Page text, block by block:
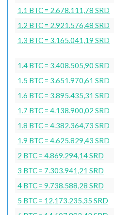
1.1 BTC = 2.678.111,78 SRD
1.2 BTC = 2.921.576,48 SRD
1.3 BTC = 3.165.041,19 SRD
1.4 BTC = 3.408.505,90 SRD
1.5 BTC = 3.651.970,61 SRD
1.6 BTC = 3.895.435,31 SRD
1.7 BTC = 4.138.900,02 SRD
1.8 BTC = 4.382.364,73 SRD
1.9 BTC = 4.625.829,43 SRD
2 BTC = 4.869.294,14 SRD
3 BTC = 7.303.941,21 SRD
4 BTC = 9.738.588,28 SRD
5 BTC = 12.173.235,35 SRD